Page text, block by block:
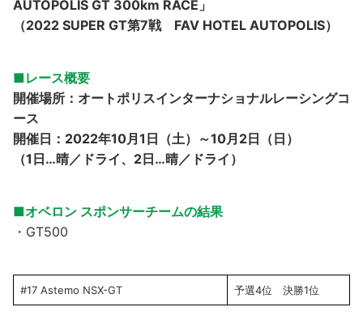
AUTOPOLIS GT 300km RACE」
（2022 SUPER GT第7戦 FAV HOTEL AUTOPOLIS）
■レース概要
開催場所： オートポリスインターナショナルレーシングコ
ース
開催日： 2022年10月1日（土）～10月2日（日）
（1日…晴／ドライ、2日…晴／ドライ）
■オベロン スポンサーチームの結果
・GT500
#17 Astemo NSX-GT 予選4位 決勝1位